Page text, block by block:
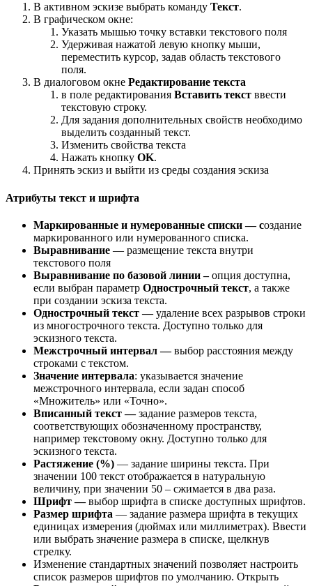
В активном эскизе выбрать команду Текст.
В графическом окне:
Указать мышью точку вставки текстового поля
Удерживая нажатой левую кнопку мыши,
переместить курсор, задав область текстового
поля.
В диалоговом окне Редактирование текста
в поле редактирования Вставить текст ввести
текстовую строку.
Для задания дополнительных свойств необходимо
выделить созданный текст.
Изменить свойства текста
Нажать кнопку OK.
Принять эскиз и выйти из среды создания эскиза
Атрибуты текст и шрифта
Маркированные и нумерованные списки — создание
маркированного или нумерованного списка.
Выравнивание — размещение текста внутри
текстового поля
Выравнивание по базовой линии –опция доступна,
если выбран параметр Однострочный текст, а также
при создании эскиза текста.
Однострочный текст —удаление всех разрывов строки
из многострочного текста. Доступно только для
эскизного текста.
Межстрочный интервал —выбор расстояния между
строками с текстом.
Значение интервала: указывается значение
межстрочного интервала, если задан способ
«Множитель» или «Точно».
Вписанный текст —задание размеров текста,
соответствующих обозначенному пространству,
например текстовому окну. Доступно только для
эскизного текста.
Растяжение (%) — задание ширины текста. При
значении 100 текст отображается в натуральную
величину, при значении 50 – сжимается в два раза.
Шрифт —выбор шрифта в списке доступных шрифтов.
Размер шрифта — задание размера шрифта в текущих
единицах измерения (дюймах или миллиметрах). Ввести
или выбрать значение размера в списке, щелкнув
стрелку.
Изменение стандартных значений позволяет настроить
список размеров шрифтов по умолчанию. Открыть